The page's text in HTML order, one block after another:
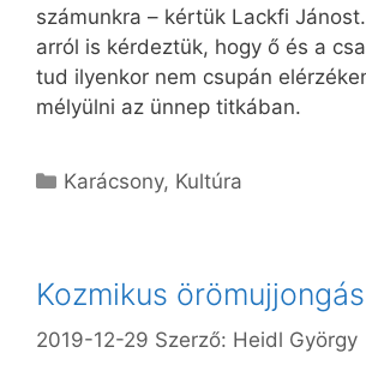
számunkra – kértük Lackfi
arról is kérdeztük, hogy ő és a
tud ilyenkor nem csupán
mélyülni az ünnep titkában.
Kategória
Karácsony, Kultúra
Kozmikus örömujjongás
2019-12-29 Szerző: Heidl György